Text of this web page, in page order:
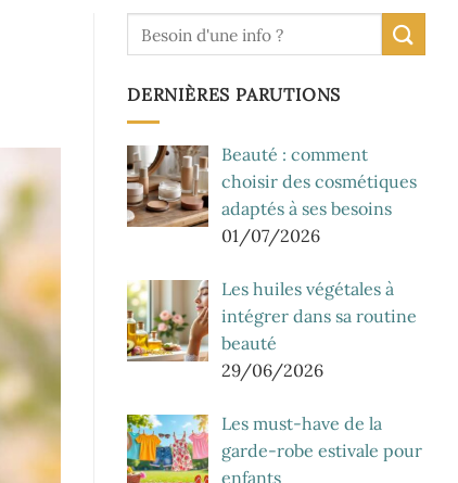
DERNIÈRES PARUTIONS
Beauté : comment
choisir des cosmétiques
adaptés à ses besoins
01/07/2026
Les huiles végétales à
intégrer dans sa routine
beauté
29/06/2026
Les must-have de la
garde-robe estivale pour
enfants